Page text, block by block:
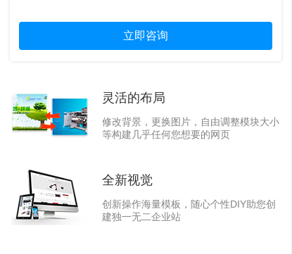
立即咨询
灵活的布局
修改背景，更换图片，自由调整模块大小
等构建几乎任何您想要的网页
全新视觉
创新操作海量模板，随心个性DIY助您创
建独一无二企业站